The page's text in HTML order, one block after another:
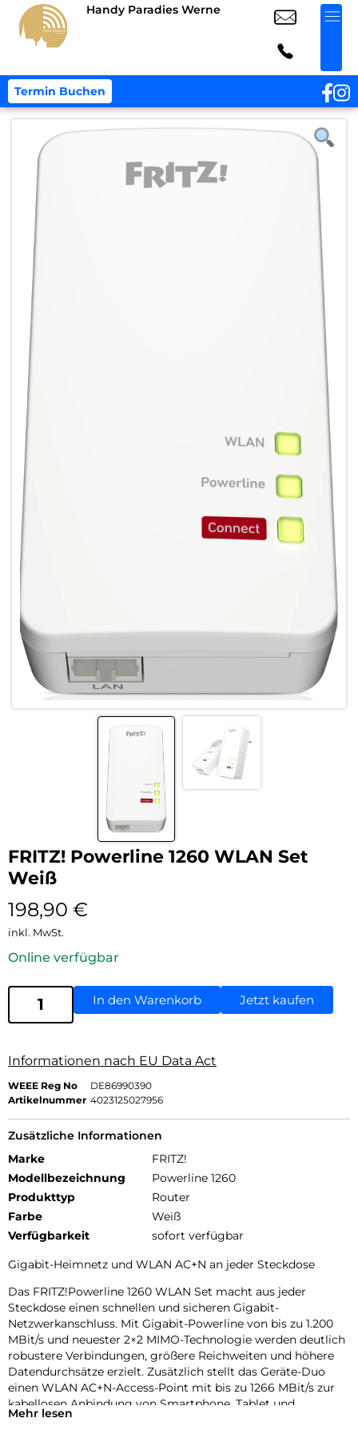
Handy Paradies Werne
Termin Buchen
FRITZ! Powerline 1260 WLAN Set
Weiß
198,90 €
inkl. MwSt.
Online verfügbar
In den Warenkorb Jetzt kaufen
Informationen nach EU Data Act
WEEE Reg No
DE86990390
Artikelnummer 4023125027956
Zusätzliche Informationen
Marke
FRITZ!
Modellbezeichnung
Powerline 1260
Produkttyp
Router
Farbe
Weiß
Verfügbarkeit
sofort verfügbar
Gigabit-Heimnetz und WLAN AC+N an jeder Steckdose
Das FRITZ!Powerline 1260 WLAN Set macht aus jeder
Steckdose einen schnellen und sicheren Gigabit-
Netzwerkanschluss. Mit Gigabit-Powerline von bis zu 1.200
MBit/s und neuester 2×2 MIMO-Technologie werden deutlich
robustere Verbindungen, größere Reichweiten und höhere
Datendurchsätze erzielt. Zusätzlich stellt das Geräte-Duo
einen WLAN AC+N-Access-Point mit bis zu 1266 MBit/s zur
kabellosen Anbindung von Smartphone, Tablet und
Notebook ans Heimnetz. So ermöglicht das Set Breitband-
Mehr lesen